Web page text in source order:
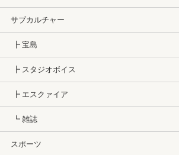
サブカルチャー
┣ 宝島
┣ スタジオボイス
┣ エスクァイア
┗ 雑誌
スポーツ